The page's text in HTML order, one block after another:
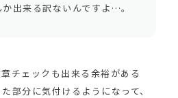
出来る訳ないんですよ…。
チェックも出来る余裕がある
部分に気付けるようになって、